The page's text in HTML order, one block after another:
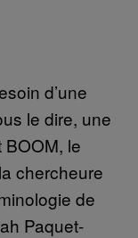
d’une
le dire, une
le
chercheure
de
Paquet-